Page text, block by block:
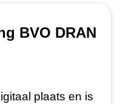
BVO DRAN
plaats en is